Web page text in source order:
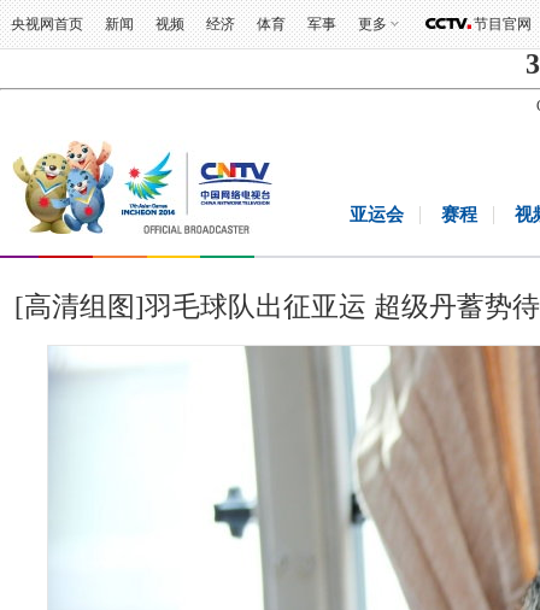
央视网首页 新闻 视频 经济 体育 军事 更多 节目官网
亚运会 赛程 视
[高清组图]羽毛球队出征亚运 超级丹蓄势